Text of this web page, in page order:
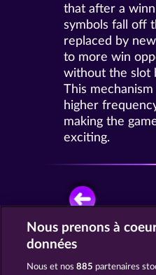
that after a
symbols fall off
replaced by
to more win
without the slot
This
higher
making the
exciting.
JOUEZ
Nous prenons à
données
Nous et nos885 partenaires